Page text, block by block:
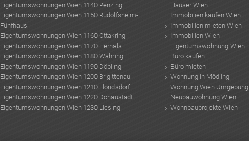
Eigentumswohnungen Wien 1140 Penzing
Eigentumswohnungen Wien 1150 Rudolfsheim-
Fünfhaus
Eigentumswohnungen Wien 1160 Ottakring
Eigentumswohnungen Wien 1170 Hernals
Eigentumswohnungen Wien 1180 Währing
Eigentumswohnungen Wien 1190 Döbling
Eigentumswohnungen Wien 1200 Brigittenau
Eigentumswohnungen Wien 1210 Floridsdorf
Eigentumswohnungen Wien 1220 Donaustadt
Eigentumswohnungen Wien 1230 Liesing
Häuser Wien
Immobilien kaufen Wien
Immobilien mieten Wien
Immobilien Wien
Eigentumswohnung Wien
Büro kaufen
Büro mieten
Wohnung in Mödling
Wohnung Wien Umgebung
Neubauwohnung Wien
Wohnbauprojekte Wien